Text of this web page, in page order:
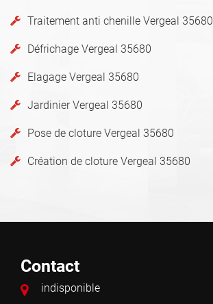
Traitement anti chenille Vergeal 35680
Défrichage Vergeal 35680
Elagage Vergeal 35680
Jardinier Vergeal 35680
Pose de cloture Vergeal 35680
Création de cloture Vergeal 35680
Contact
indisponible